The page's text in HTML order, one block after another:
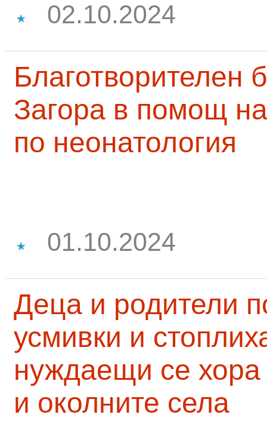
02.10.2024
Благотворителен
Загора в помощ
по неонатология
01.10.2024
Деца и родители
усмивки и
нуждаещи се
и околните села